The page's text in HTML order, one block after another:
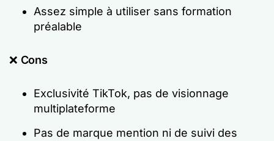
Assez simple à utiliser sans formation
préalable
❌ Cons
Exclusivité TikTok, pas de visionnage
multiplateforme
Pas de marque mention ni de suivi des